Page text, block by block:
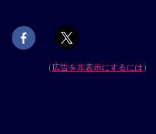
（広告を非表示にするには）